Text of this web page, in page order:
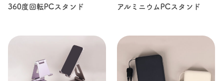
360度回転PCスタンド アルミニウムPCスタンド